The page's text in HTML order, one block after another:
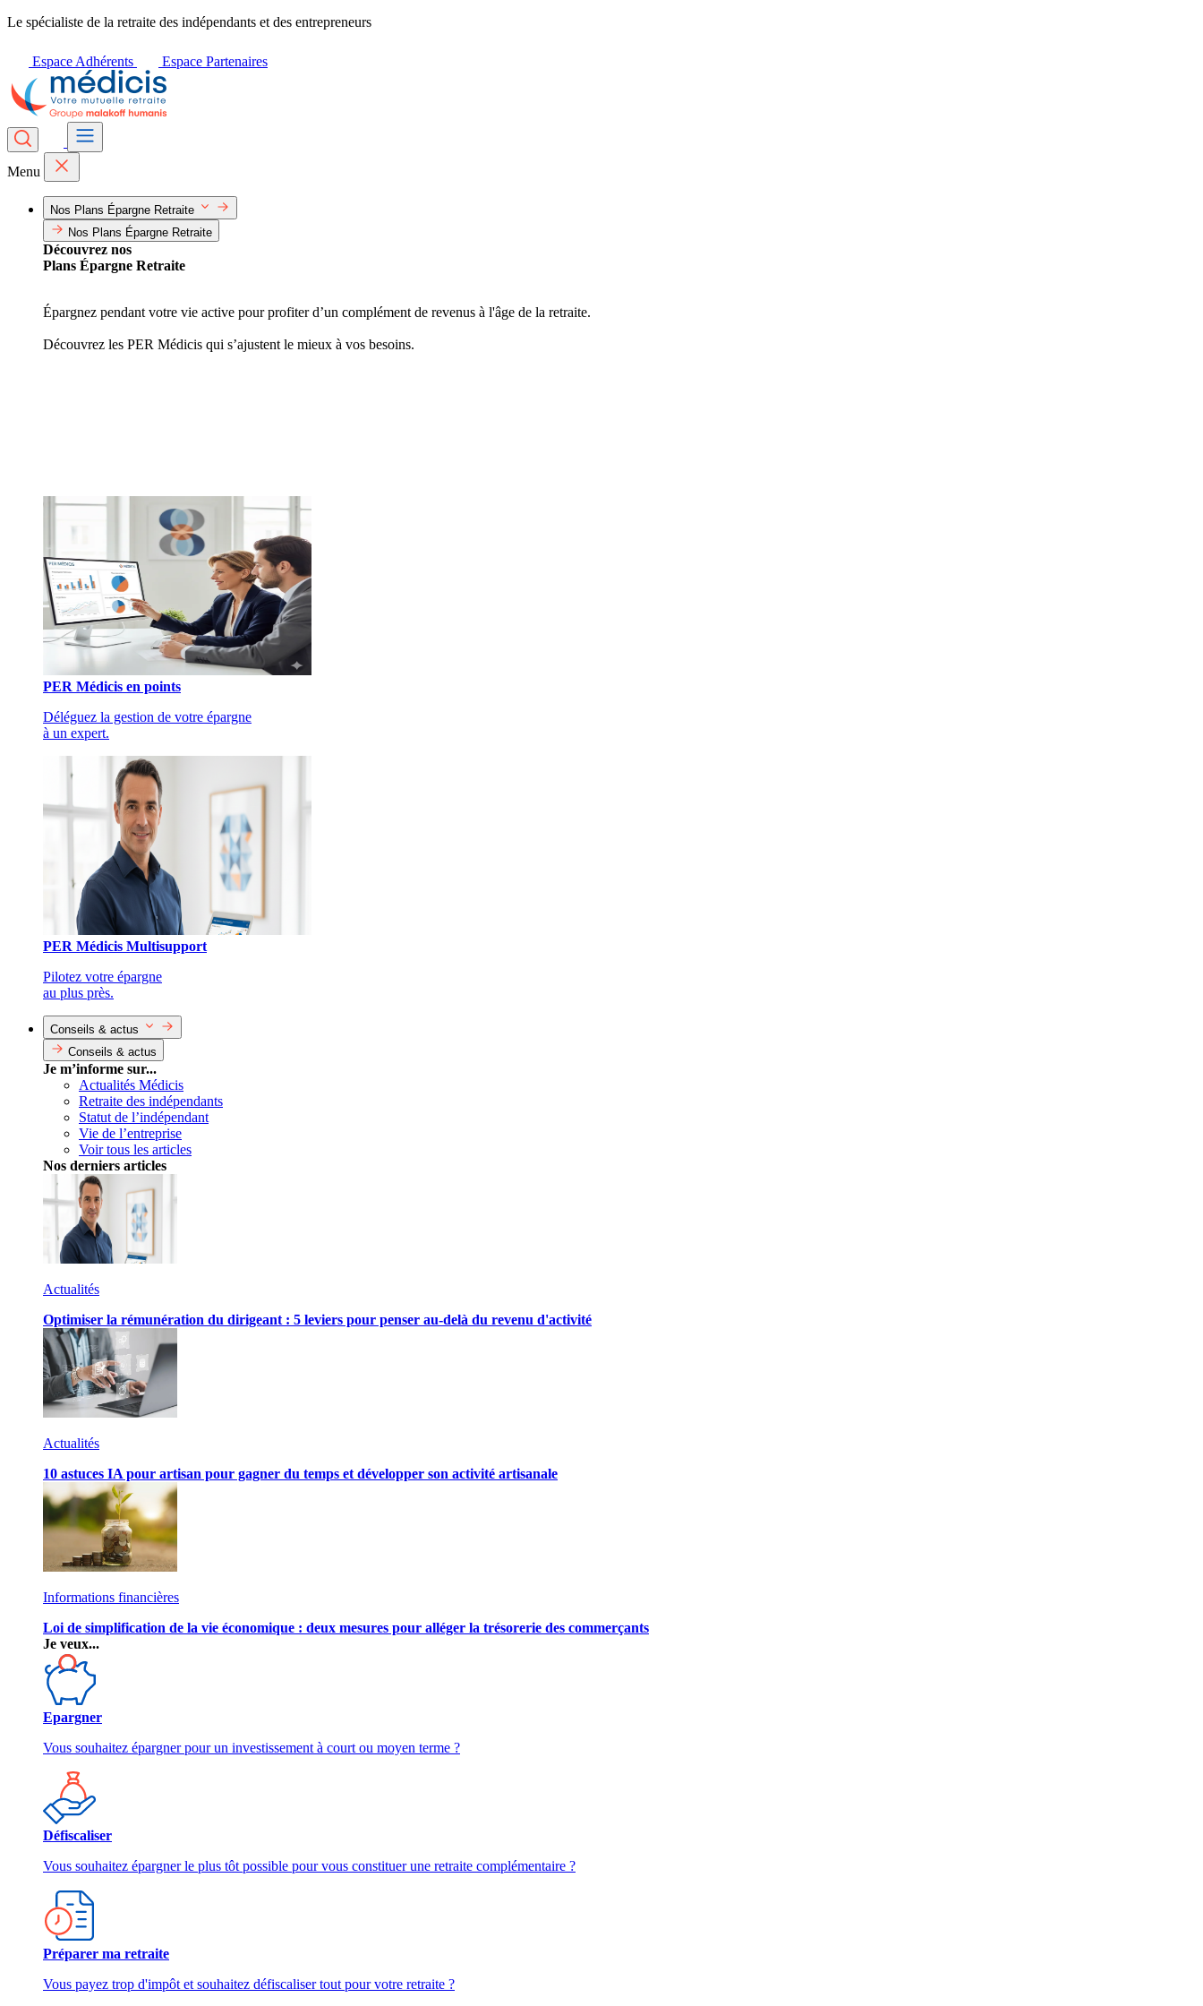
Le spécialiste de la retraite des indépendants et des entrepreneurs
Espace Adhérents Espace Partenaires
Menu
Nos Plans Épargne Retraite
Nos Plans Épargne Retraite
Découvrez nos
Plans Épargne Retraite
Épargnez pendant votre vie active pour profiter d’un complément de revenus à l'âge de la retraite.
Découvrez les PER Médicis qui s’ajustent le mieux à vos besoins.
PER Médicis en points
Déléguez la gestion de votre épargne
à un expert.
PER Médicis Multisupport
Pilotez votre épargne
au plus près.
Conseils & actus
Conseils & actus
Je m’informe sur...
Actualités Médicis
Retraite des indépendants
Statut de l’indépendant
Vie de l’entreprise
Voir tous les articles
Nos derniers articles
Actualités
Optimiser la rémunération du dirigeant : 5 leviers pour penser au-delà du revenu d'activité
Actualités
10 astuces IA pour artisan pour gagner du temps et développer son activité artisanale
Informations financières
Loi de simplification de la vie économique : deux mesures pour alléger la trésorerie des commerçants
Je veux...
Epargner
Vous souhaitez épargner pour un investissement à court ou moyen terme ?
Défiscaliser
Vous souhaitez épargner le plus tôt possible pour vous constituer une retraite complémentaire ?
Préparer ma retraite
Vous payez trop d'impôt et souhaitez défiscaliser tout pour votre retraite ?